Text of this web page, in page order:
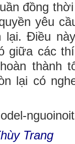
đồng
yêu
lại. Điều
giữa các
thành
lại có
Trang